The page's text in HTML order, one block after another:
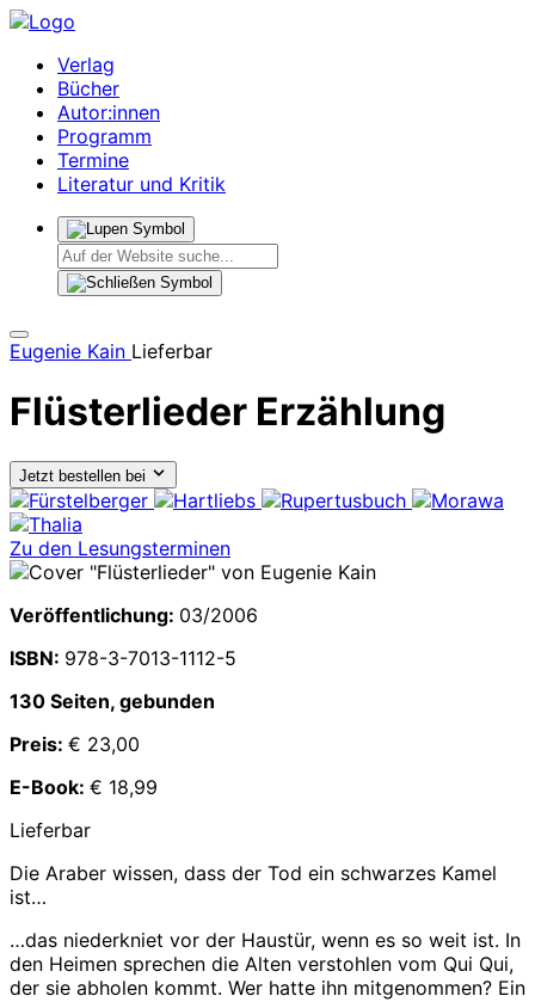
Verlag
Bücher
Autor:innen
Programm
Termine
Literatur und Kritik
Eugenie Kain Lieferbar
Flüsterlieder Erzählung
Jetzt bestellen bei
Zu den Lesungsterminen
Veröffentlichung: 03/2006
ISBN: 978-3-7013-1112-5
130 Seiten, gebunden
Preis: € 23,00
E-Book: € 18,99
Lieferbar
Die Araber wissen, dass der Tod ein schwarzes Kamel
ist…
…das niederkniet vor der Haustür, wenn es so weit ist. In
den Heimen sprechen die Alten verstohlen vom Qui Qui,
der sie abholen kommt. Wer hatte ihn mitgenommen? Ein